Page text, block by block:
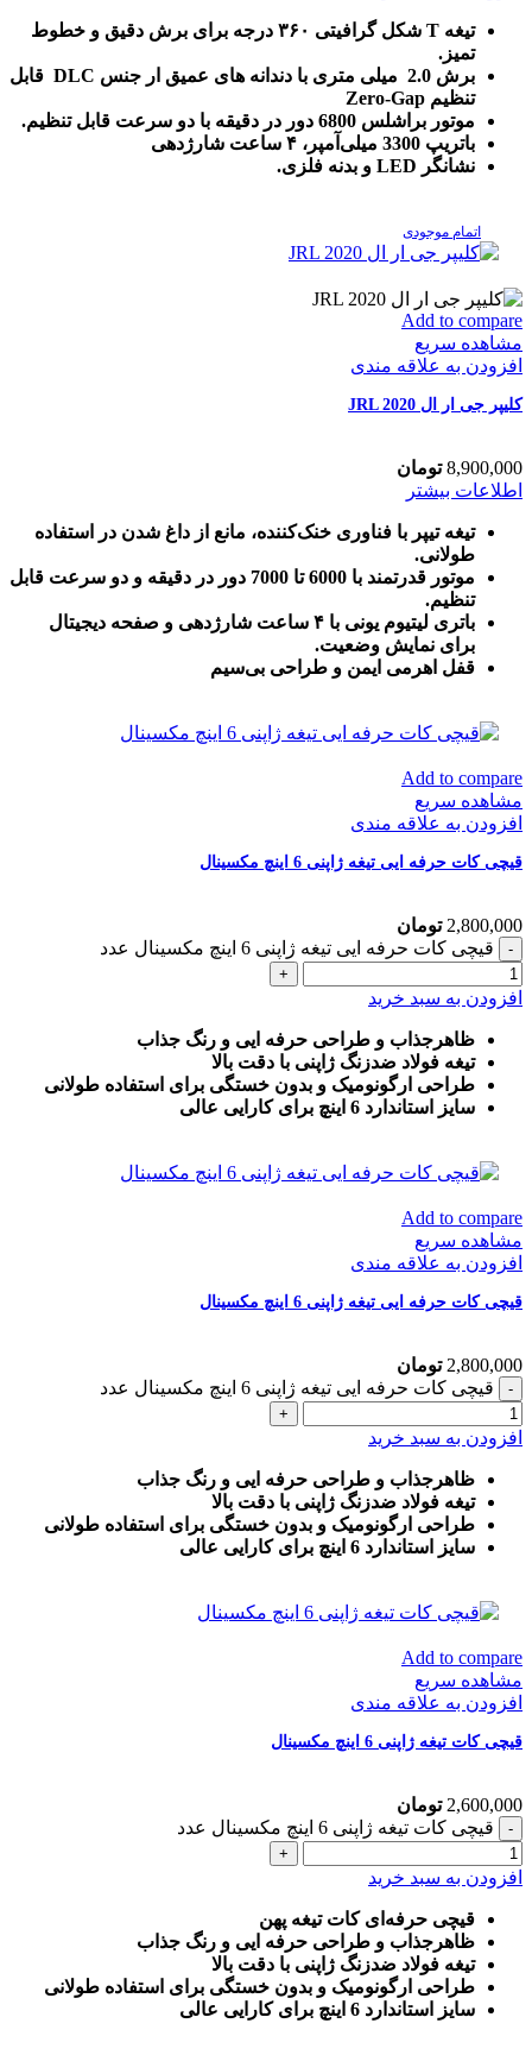
تیغه T شکل گرافیتی ۳۶۰ درجه برای برش دقیق و خطوط
تمیز.
برش 2.0 میلی متری با دندانه های عمیق ار جنس DLC قابل
تنظیم Zero-Gap
موتور براشلس 6800 دور در دقیقه با دو سرعت قابل تنظیم.
باتریپ 3300 میلی‌آمپر، ۴ ساعت شارژدهی
نشانگر LED و بدنه فلزی.
اتمام موجودی
Add to compare
مشاهده سریع
افزودن به علاقه مندی
کلیپر جی ار ال JRL 2020
8,900,000 تومان
اطلاعات بیشتر
تیغه تیپر با فناوری خنک‌کننده، مانع از داغ شدن در استفاده
طولانی.
موتور قدرتمند با 6000 تا 7000 دور در دقیقه و دو سرعت قابل
تنظیم.
باتری لیتیوم یونی با ۴ ساعت شارژدهی و صفحه دیجیتال
برای نمایش وضعیت.
قفل اهرمی ایمن و طراحی بی‌سیم
Add to compare
مشاهده سریع
افزودن به علاقه مندی
قیچی کات حرفه ایی تیغه ژاپنی 6 اینچ مکسینال
2,800,000 تومان
قیچی کات حرفه ایی تیغه ژاپنی 6 اینچ مکسینال عدد
افزودن به سبد خرید
ظاهرجذاب و طراحی حرفه ایی و رنگ جذاب
تیغه فولاد ضدزنگ ژاپنی با دقت بالا
طراحی ارگونومیک و بدون خستگی برای استفاده طولانی
سایز استاندارد 6 اینچ برای کارایی عالی
Add to compare
مشاهده سریع
افزودن به علاقه مندی
قیچی کات حرفه ایی تیغه ژاپنی 6 اینچ مکسینال
2,800,000 تومان
قیچی کات حرفه ایی تیغه ژاپنی 6 اینچ مکسینال عدد
افزودن به سبد خرید
ظاهرجذاب و طراحی حرفه ایی و رنگ جذاب
تیغه فولاد ضدزنگ ژاپنی با دقت بالا
طراحی ارگونومیک و بدون خستگی برای استفاده طولانی
سایز استاندارد 6 اینچ برای کارایی عالی
Add to compare
مشاهده سریع
افزودن به علاقه مندی
قیچی کات تیغه ژاپنی 6 اینچ مکسینال
2,600,000 تومان
قیچی کات تیغه ژاپنی 6 اینچ مکسینال عدد
افزودن به سبد خرید
قیچی حرفه‌ای کات تیغه پهن
ظاهرجذاب و طراحی حرفه ایی و رنگ جذاب
تیغه فولاد ضدزنگ ژاپنی با دقت بالا
طراحی ارگونومیک و بدون خستگی برای استفاده طولانی
سایز استاندارد 6 اینچ برای کارایی عالی